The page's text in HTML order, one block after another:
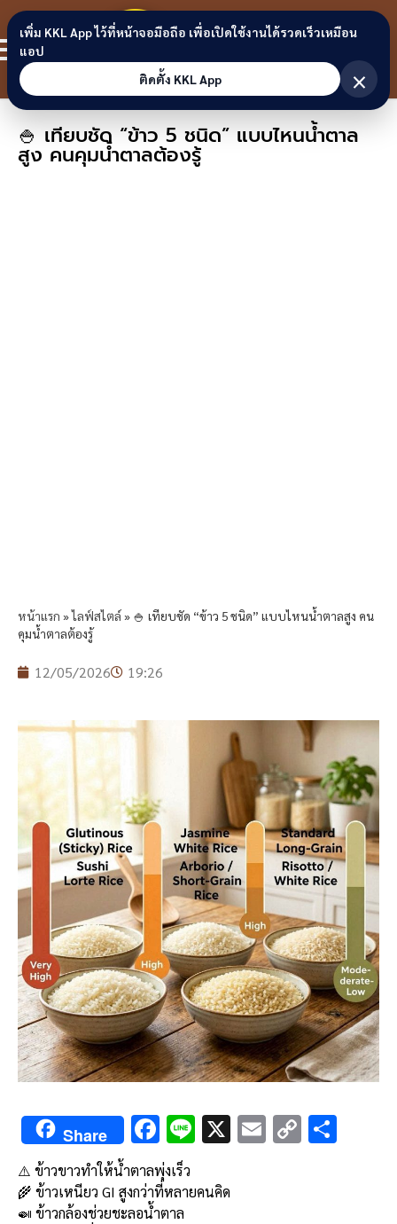
Skip to content
ขอนแก่น
ลิงก์
🍚 เทียบชัด “ข้าว 5 ชนิด” แบบไหนน้ำตาล
สูง คนคุมน้ำตาลต้องรู้
หน้าแรก »ไลฟ์สไตล์» 🍚 เทียบชัด “ข้าว 5 ชนิด” แบบไหนน้ำตาลสูง คน
คุมน้ำตาลต้องรู้
12/05/2026 19:26
Share F
ac
e
b
Li
e
X E C
⚠️ ข้าวขาวทำให้น้ำตาลพุ่งเร็ว
🌾 ข้าวเหนียว GI สูงกว่าที่หลายคนคิด
🍛 ข้าวกล้องช่วยชะลอน้ำตาล
เพิ่ม KKL App ไว้ที่หน้าจอมือถือ เพื่อเปิดใช้งานได้รวดเร็วเหมือน
แอป
ติดตั้ง KKL App
×